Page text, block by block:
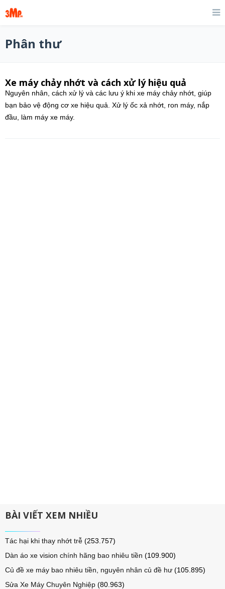
Phân thư
Xe máy chảy nhớt và cách xử lý hiệu quả
Nguyên nhân, cách xử lý và các lưu ý khi xe máy chảy nhớt, giúp
bạn bảo vệ động cơ xe hiệu quả. Xử lý ốc xả nhớt, ron máy, nắp
đầu, làm máy xe máy.
BÀI VIẾT XEM NHIỀU
Tác hại khi thay nhớt trễ (253.757)
Dàn áo xe vision chính hãng bao nhiêu tiền (109.900)
Củ đề xe máy bao nhiêu tiền, nguyên nhân củ đề hư (105.895)
Sửa Xe Máy Chuyên Nghiệp (80.963)